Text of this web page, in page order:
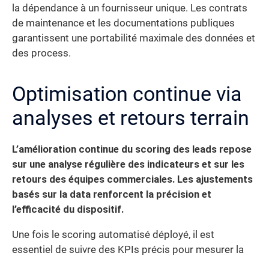
la dépendance à un fournisseur unique. Les contrats
de maintenance et les documentations publiques
garantissent une portabilité maximale des données et
des process.
Optimisation continue via
analyses et retours terrain
L’amélioration continue du scoring des leads repose
sur une analyse régulière des indicateurs et sur les
retours des équipes commerciales. Les ajustements
basés sur la data renforcent la précision et
l’efficacité du dispositif.
Une fois le scoring automatisé déployé, il est
essentiel de suivre des KPIs précis pour mesurer la